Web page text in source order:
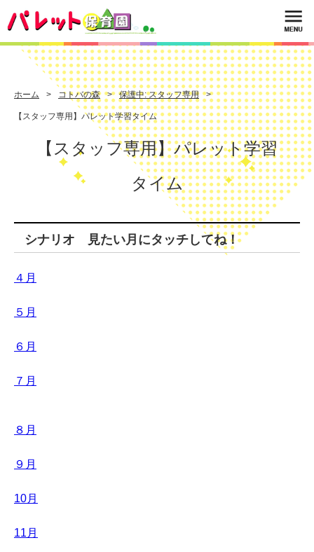
ホーム コトバの森 保護中: スタッフ専用
【スタッフ専用】パレット学習タイム
【スタッフ専用】パレット学習
タイム
シナリオ 見たい月にタッチしてね！
４月
５月
６月
７月
８月
９月
10月
11月